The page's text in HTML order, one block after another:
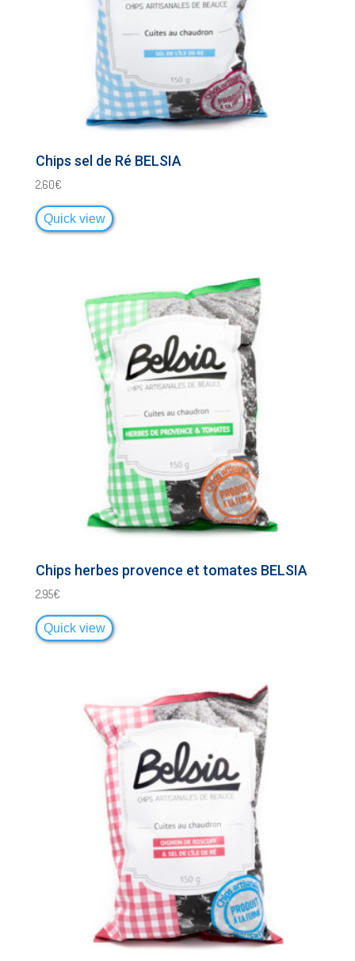
Chips sel de Ré BELSIA
2,60€
Quick view
Chips herbes provence et tomates BELSIA
2,95€
Quick view